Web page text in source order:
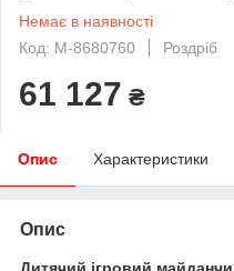
Немає в наявності
Код: M-8680760
Роздріб
61 127 ₴
Опис Характеристики
Опис
Дитячий ігровий